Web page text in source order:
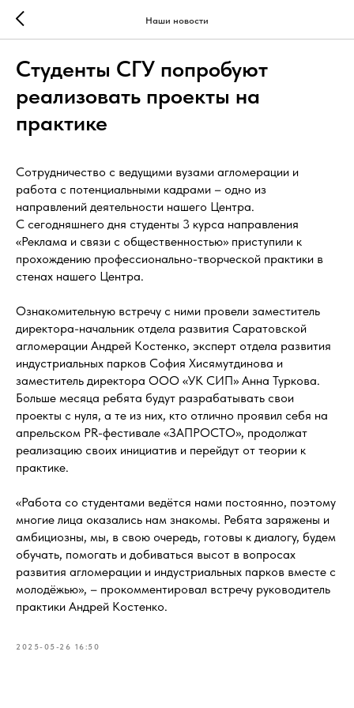
Наши новости
Студенты СГУ попробуют
реализовать проекты на
практике
Сотрудничество с ведущими вузами агломерации и
работа с потенциальными кадрами – одно из
направлений деятельности нашего Центра.
С сегодняшнего дня студенты 3 курса направления
«Реклама и связи с общественностью» приступили к
прохождению профессионально-творческой практики в
стенах нашего Центра.
Ознакомительную встречу с ними провели заместитель
директора-начальник отдела развития Саратовской
агломерации Андрей Костенко, эксперт отдела развития
индустриальных парков София Хисямутдинова и
заместитель директора ООО «УК СИП» Анна Туркова.
Больше месяца ребята будут разрабатывать свои
проекты с нуля, а те из них, кто отлично проявил себя на
апрельском PR-фестивале «ЗАПРОСТО», продолжат
реализацию своих инициатив и перейдут от теории к
практике.
«Работа со студентами ведётся нами постоянно, поэтому
многие лица оказались нам знакомы. Ребята заряжены и
амбициозны, мы, в свою очередь, готовы к диалогу, будем
обучать, помогать и добиваться высот в вопросах
развития агломерации и индустриальных парков вместе с
молодёжью», – прокомментировал встречу руководитель
практики Андрей Костенко.
2025-05-26 16:50